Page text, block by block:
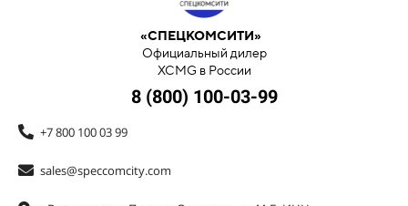
«СПЕЦКОМСИТИ»
Официальный дилер
XCMG в России
8 (800) 100-03-99
+7 800 100 03 99
sales@speccomcity.com